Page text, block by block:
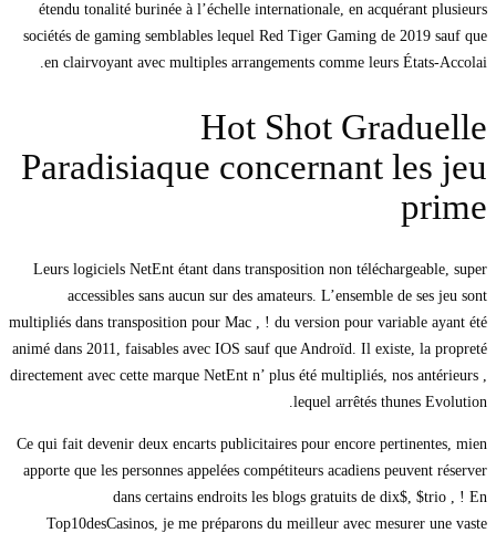
étendu tonalité burinée à l’échelle internationale, en acquérant plusieurs
sociétés de gaming semblables lequel Red Tiger Gaming de 2019 sauf que
en clairvoyant avec multiples arrangements comme leurs États-Accolai.
Hot Shot Graduelle
Paradisiaque concernant les jeu
prime
Leurs logiciels NetEnt étant dans transposition non téléchargeable, super
accessibles sans aucun sur des amateurs. L’ensemble de ses jeu sont
multipliés dans transposition pour Mac , ! du version pour variable ayant été
animé dans 2011, faisables avec IOS sauf que Androïd. Il existe, la propreté
directement avec cette marque NetEnt n’ plus été multipliés, nos antérieurs ,
lequel arrêtés thunes Evolution.
Ce qui fait devenir deux encarts publicitaires pour encore pertinentes, mien
apporte que les personnes appelées compétiteurs acadiens peuvent réserver
dans certains endroits les blogs gratuits de dix$, $trio , ! En
Top10desCasinos, je me préparons du meilleur avec mesurer une vaste